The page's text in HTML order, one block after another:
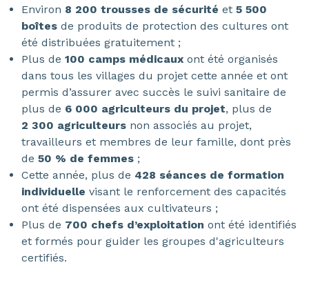
Environ 8 200 trousses de sécurité et 5 500
boîtes de produits de protection des cultures ont
été distribuées gratuitement ;
Plus de 100 camps médicaux ont été organisés
dans tous les villages du projet cette année et ont
permis d’assurer avec succès le suivi sanitaire de
plus de 6 000 agriculteurs du projet, plus de
2 300 agriculteurs non associés au projet,
travailleurs et membres de leur famille, dont près
de 50 % de femmes ;
Cette année, plus de 428 séances de formation
individuelle visant le renforcement des capacités
ont été dispensées aux cultivateurs ;
Plus de 700 chefs d’exploitation ont été identifiés
et formés pour guider les groupes d'agriculteurs
certifiés.